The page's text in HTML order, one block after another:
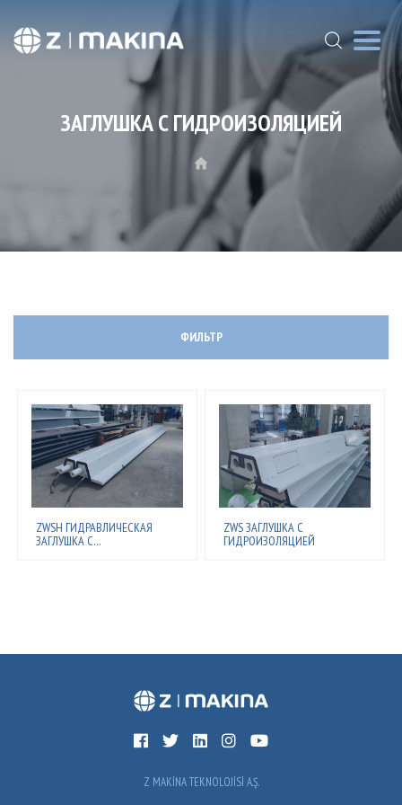
ЗАГЛУШКА С ГИДРОИЗОЛЯЦИЕЙ
ФИЛЬТР
ZWSH ГИДРАВЛИЧЕСКАЯ
ЗАГЛУШКА С
ZWS ЗАГЛУШКА С
ГИДРОИЗОЛЯЦИЕЙ
Z MAKİNA TEKNOLOJİSİ A.Ş.